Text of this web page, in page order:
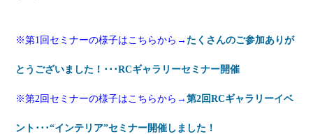
※第1回セミナーの様子はこちらから→たくさんのご参加ありが
とうございました！･･･RCギャラリーセミナー開催
※第2回セミナーの様子はこちらから→第2回RCギャラリーイベ
ント･･･“インテリア”セミナー開催しました！